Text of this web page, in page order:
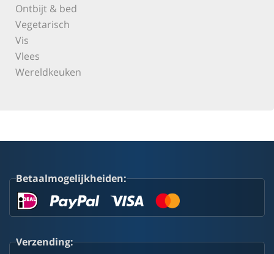
Ontbijt & bed
Vegetarisch
Vis
Vlees
Wereldkeuken
Betaalmogelijkheiden:
Verzending: